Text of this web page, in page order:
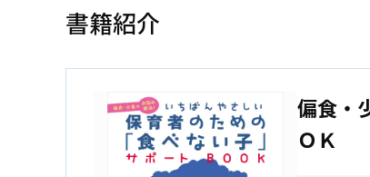
書籍紹介
偏食・
ＯＫ